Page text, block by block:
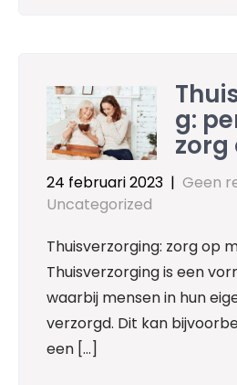
g:
24 februari 2023 | Geen
Uncategorized
Thuisverzorging: zorg op
Thuisverzorging is een
waarbij mensen in hun
verzorgd. Dit kan
een […]